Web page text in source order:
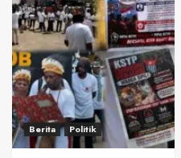
Berita Politik